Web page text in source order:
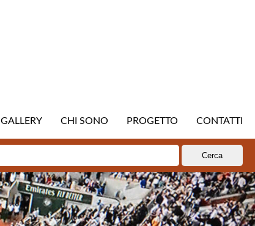
GALLERY CHI SONO PROGETTO CONTATTI